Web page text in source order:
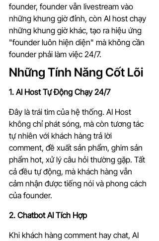
founder, founder vẫn livestream vào
những khung giờ đỉnh, còn AI host chạy
những khung giờ khác, tạo ra hiệu ứng
"founder luôn hiện diện" mà không cần
founder phải làm việc 24/7.
Những Tính Năng Cốt Lõi
1. AI Host Tự Động Chạy 24/7
Đây là trái tim của hệ thống. AI Host
không chỉ phát sóng, mà còn tương tác
tự nhiên với khách hàng trả lời
comment, đề xuất sản phẩm, ghim sản
phẩm hot, xử lý câu hỏi thường gặp. Tất
cả đều tự động, mà khách hàng vẫn
cảm nhận được tiếng nói và phong cách
của founder.
2. Chatbot AI Tích Hợp
Khi khách hàng comment hay chat, AI